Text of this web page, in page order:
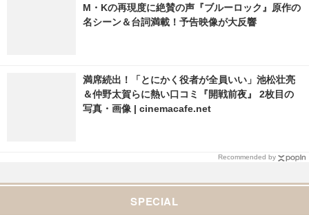
M・Kの再現度に絶賛の声『ブルーロック』原作の
名シーン＆台詞満載！予告映像が大反響
満席続出！「とにかく役者が全員いい」池松壮亮
＆仲野太賀らに熱い口コミ『開戦前夜』 2枚目の
写真・画像 | cinemacafe.net
Recommended by
SPECIAL